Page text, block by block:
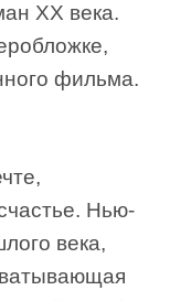
XX века.
фильма.
Нью-
века,